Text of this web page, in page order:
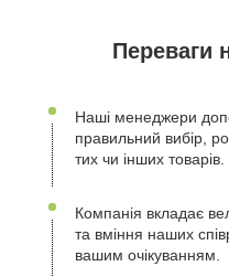
Переваги
Наші менеджери
правильний вибір,
тих чи інших товарів.
Компанія вкладає
та вміння наших
вашим очікуванням.